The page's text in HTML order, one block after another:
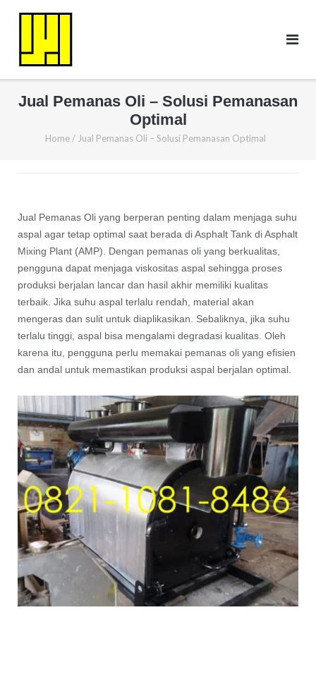
Jual Pemanas Oli – Solusi Pemanasan
Optimal
Home / Jual Pemanas Oli – Solusi Pemanasan Optimal
Jual Pemanas Oli yang berperan penting dalam menjaga suhu
aspal agar tetap optimal saat berada di Asphalt Tank di Asphalt
Mixing Plant (AMP). Dengan pemanas oli yang berkualitas,
pengguna dapat menjaga viskositas aspal sehingga proses
produksi berjalan lancar dan hasil akhir memiliki kualitas
terbaik. Jika suhu aspal terlalu rendah, material akan
mengeras dan sulit untuk diaplikasikan. Sebaliknya, jika suhu
terlalu tinggi, aspal bisa mengalami degradasi kualitas. Oleh
karena itu, pengguna perlu memakai pemanas oli yang efisien
dan andal untuk memastikan produksi aspal berjalan optimal.